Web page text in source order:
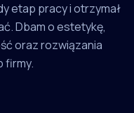
etap pracy i otrzymał
Dbam o estetykę,
oraz rozwiązania
firmy.